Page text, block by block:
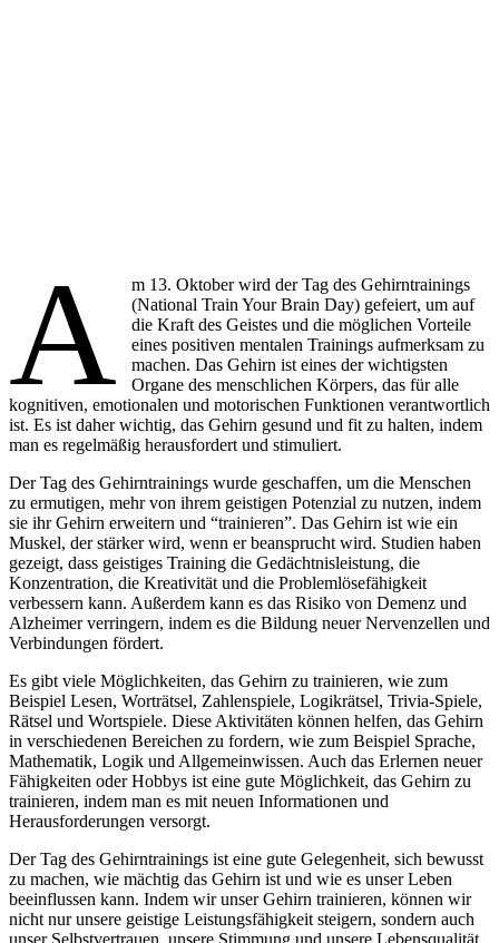
A
m 13. Oktober wird der Tag des Gehirntrainings
(National Train Your Brain Day) gefeiert, um auf
die Kraft des Geistes und die möglichen Vorteile
eines positiven mentalen Trainings aufmerksam zu
machen. Das Gehirn ist eines der wichtigsten
Organe des menschlichen Körpers, das für alle
kognitiven, emotionalen und motorischen Funktionen verantwortlich
ist. Es ist daher wichtig, das Gehirn gesund und fit zu halten, indem
man es regelmäßig herausfordert und stimuliert.
Der Tag des Gehirntrainings wurde geschaffen, um die Menschen
zu ermutigen, mehr von ihrem geistigen Potenzial zu nutzen, indem
sie ihr Gehirn erweitern und “trainieren”. Das Gehirn ist wie ein
Muskel, der stärker wird, wenn er beansprucht wird. Studien haben
gezeigt, dass geistiges Training die Gedächtnisleistung, die
Konzentration, die Kreativität und die Problemlösefähigkeit
verbessern kann. Außerdem kann es das Risiko von Demenz und
Alzheimer verringern, indem es die Bildung neuer Nervenzellen und
Verbindungen fördert.
Es gibt viele Möglichkeiten, das Gehirn zu trainieren, wie zum
Beispiel Lesen, Worträtsel, Zahlenspiele, Logikrätsel, Trivia-Spiele,
Rätsel und Wortspiele. Diese Aktivitäten können helfen, das Gehirn
in verschiedenen Bereichen zu fordern, wie zum Beispiel Sprache,
Mathematik, Logik und Allgemeinwissen. Auch das Erlernen neuer
Fähigkeiten oder Hobbys ist eine gute Möglichkeit, das Gehirn zu
trainieren, indem man es mit neuen Informationen und
Herausforderungen versorgt.
Der Tag des Gehirntrainings ist eine gute Gelegenheit, sich bewusst
zu machen, wie mächtig das Gehirn ist und wie es unser Leben
beeinflussen kann. Indem wir unser Gehirn trainieren, können wir
nicht nur unsere geistige Leistungsfähigkeit steigern, sondern auch
unser Selbstvertrauen, unsere Stimmung und unsere Lebensqualität